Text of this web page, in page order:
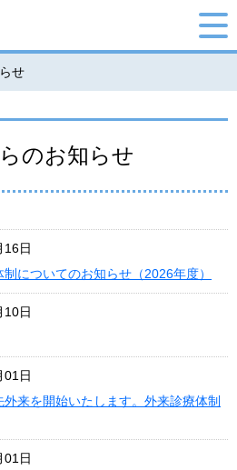
せ
のお知らせ
16日
についてのお知らせ（2026年度）
10日
01日
来を開始いたします。外来診療体制
01日